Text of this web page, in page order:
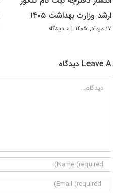
ارشد وزارت بهداشت ۱۴۰۵
۱۷ مرداد, ۱۴۰۵ | ۰ دیدگاه
Leave A دیدگاه
دیدگاه